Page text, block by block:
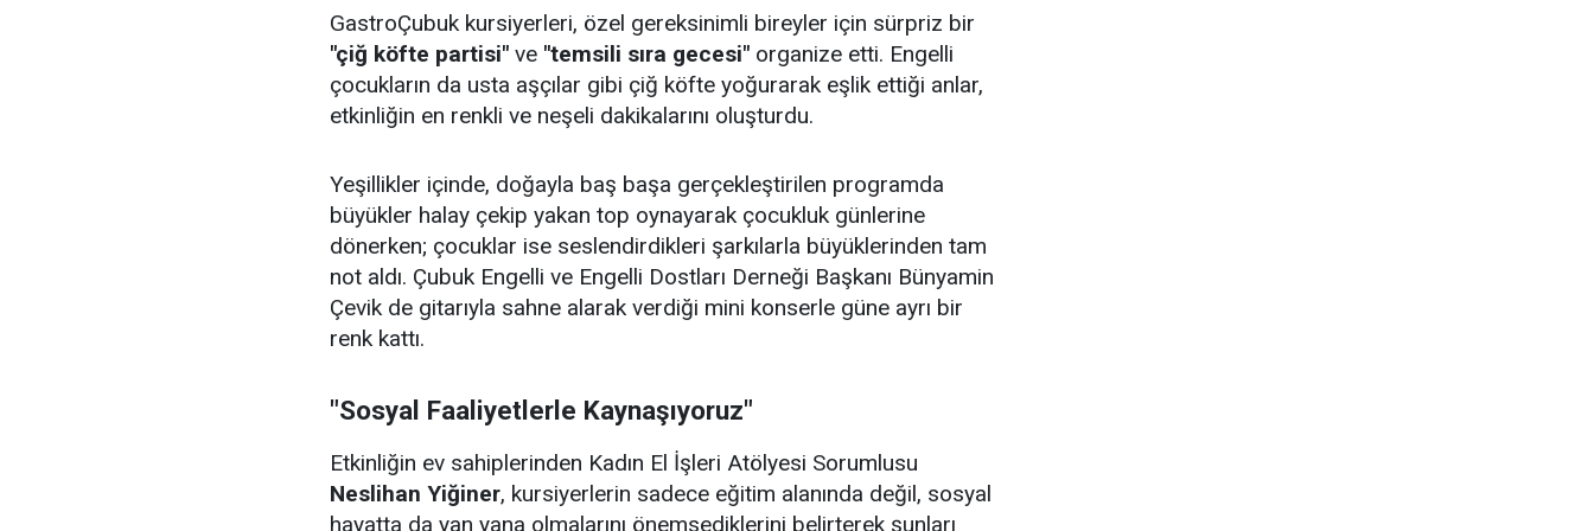
GastroÇubuk kursiyerleri, özel gereksinimli bireyler için sürpriz bir
"çiğ köfte partisi" ve "temsili sıra gecesi" organize etti. Engelli
çocukların da usta aşçılar gibi çiğ köfte yoğurarak eşlik ettiği anlar,
etkinliğin en renkli ve neşeli dakikalarını oluşturdu.
Yeşillikler içinde, doğayla baş başa gerçekleştirilen programda
büyükler halay çekip yakan top oynayarak çocukluk günlerine
dönerken; çocuklar ise seslendirdikleri şarkılarla büyüklerinden tam
not aldı. Çubuk Engelli ve Engelli Dostları Derneği Başkanı Bünyamin
Çevik de gitarıyla sahne alarak verdiği mini konserle güne ayrı bir
renk kattı.
"Sosyal Faaliyetlerle Kaynaşıyoruz"
Etkinliğin ev sahiplerinden Kadın El İşleri Atölyesi Sorumlusu
Neslihan Yiğiner, kursiyerlerin sadece eğitim alanında değil, sosyal
hayatta da yan yana olmalarını önemsediklerini belirterek şunları